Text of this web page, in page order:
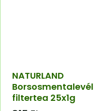
NATURLAND
Borsosmentalevél
filtertea 25x1g